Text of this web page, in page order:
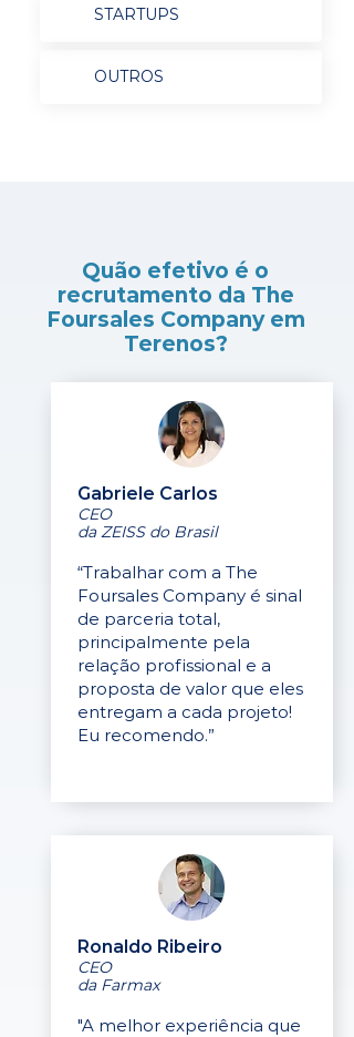
STARTUPS
OUTROS
Quão efetivo é o
recrutamento da The
Foursales Company em
Terenos?
Gabriele Carlos
CEO
da ZEISS do Brasil
“Trabalhar com a The
Foursales Company é sinal
de parceria total,
principalmente pela
relação profissional e a
proposta de valor que eles
entregam a cada projeto!
Eu recomendo.”
Ronaldo Ribeiro
CEO
da Farmax
"A melhor experiência que